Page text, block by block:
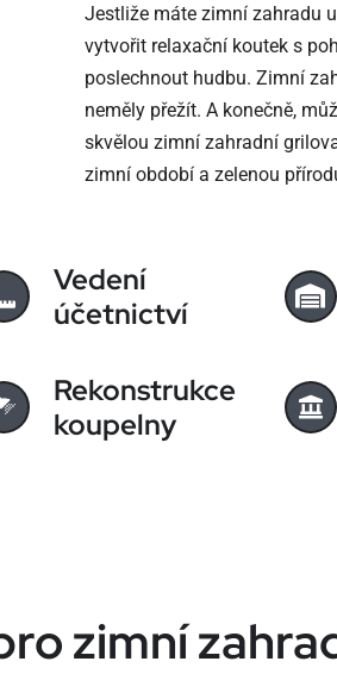
Jestliže máte zimní zahradu
vytvořit relaxační koutek s
poslechnout hudbu. Zimní
neměly přežít. A konečně,
skvělou zimní zahradní
zimní období a zelenou
Vedení
účetnictví
Rekonstrukce
koupelny
zimní